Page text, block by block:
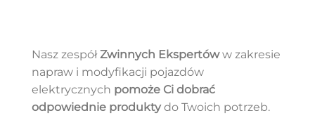
Nasz zespółZwinnych Ekspertóww zakresie
napraw i modyfikacji pojazdów
elektrycznych pomoże Ci dobrać
odpowiednie produktydo Twoich potrzeb.